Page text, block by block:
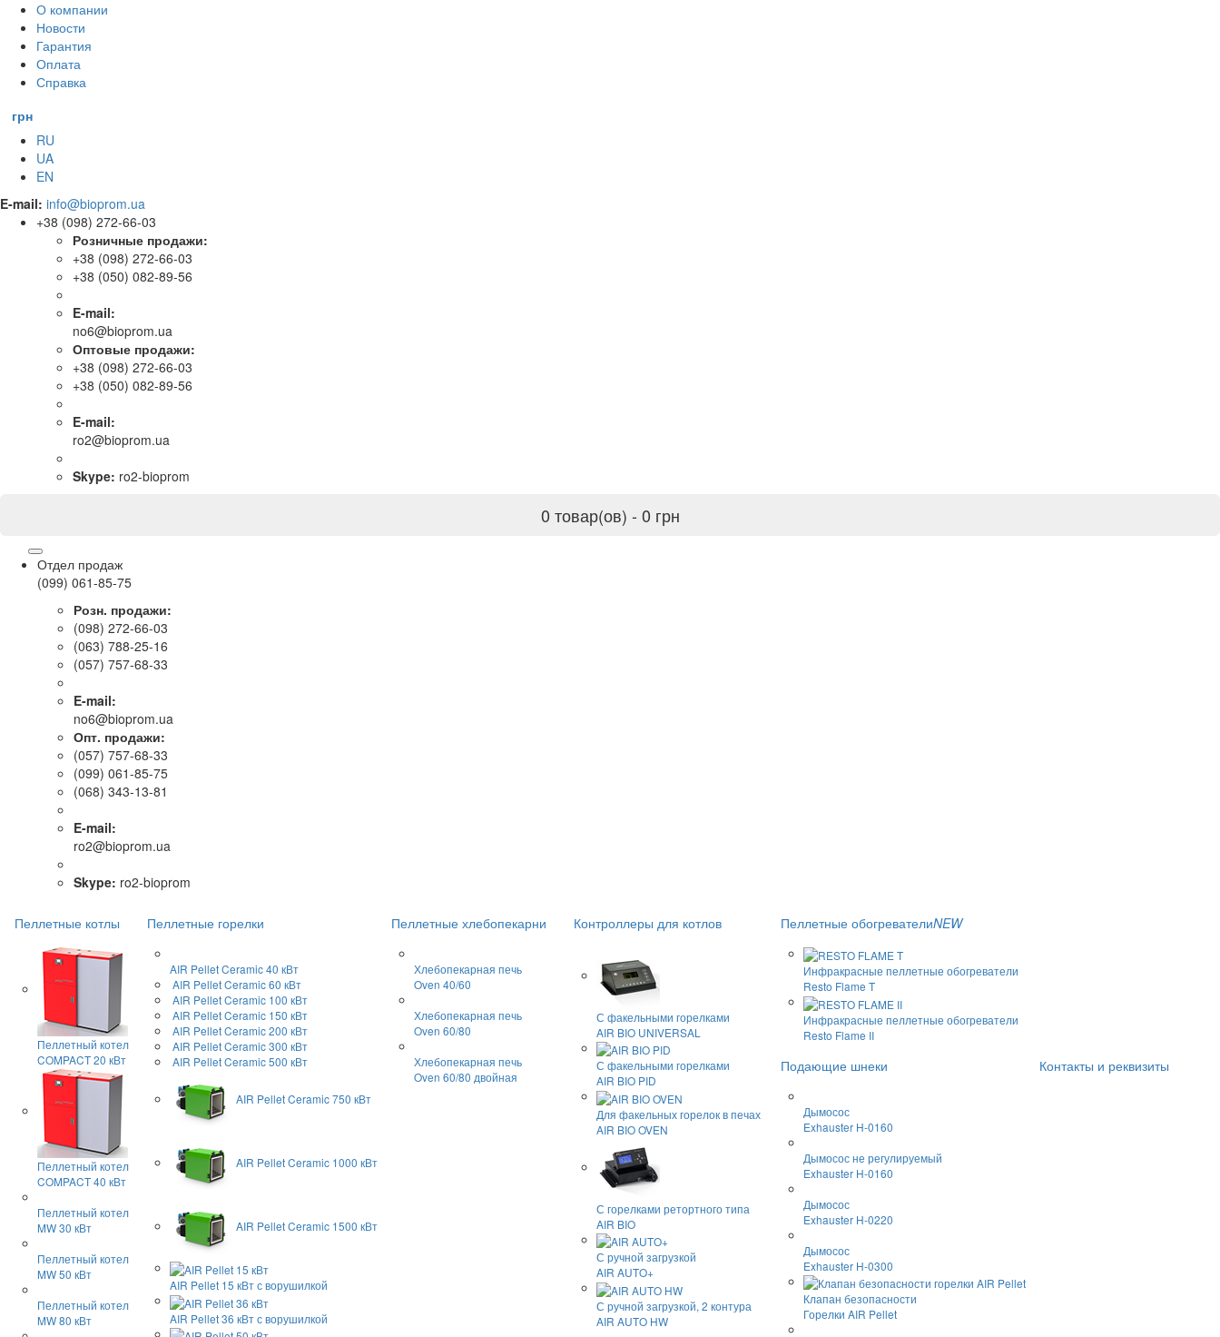
О компании
Новости
Гарантия
Оплата
Справка
грн
RU
UA
EN
E-mail: info@bioprom.ua
+38 (098) 272-66-03
Розничные продажи:
+38 (098) 272-66-03
+38 (050) 082-89-56
E-mail:
no6@bioprom.ua
Оптовые продажи:
+38 (098) 272-66-03
+38 (050) 082-89-56
E-mail:
ro2@bioprom.ua
Skype: ro2-bioprom
0 товар(ов) - 0 грн
Отдел продаж
(099) 061-85-75
Розн. продажи:
(098) 272-66-03
(063) 788-25-16
(057) 757-68-33
E-mail:
no6@bioprom.ua
Опт. продажи:
(057) 757-68-33
(099) 061-85-75
(068) 343-13-81
E-mail:
ro2@bioprom.ua
Skype: ro2-bioprom
Пеллетные котлы
Пеллетный котел
COMPACT 20 кВт
Пеллетный котел
COMPACT 40 кВт
Пеллетный котел
MW 30 кВт
Пеллетный котел
MW 50 кВт
Пеллетный котел
MW 80 кВт
Пеллетные горелки
AIR PelletCeramic 40 кВт
AIR PelletCeramic 60 кВт
AIR PelletCeramic 100 кВт
AIR PelletCeramic 150 кВт
AIR PelletCeramic 200 кВт
AIR PelletCeramic 300 кВт
AIR PelletCeramic 500 кВт
AIR PelletCeramic 750 кВт
AIR PelletCeramic 1000 кВт
AIR PelletCeramic 1500 кВт
AIR Pellet 15 кВтс ворушилкой
AIR Pellet 36 кВтс ворушилкой
Пеллетные хлебопекарни
Хлебопекарная печь
Oven 40/60
Хлебопекарная печь
Oven 60/80
Хлебопекарная печь
Oven 60/80 двойная
Контроллеры для котлов
С факельными горелками
AIR BIO UNIVERSAL
С факельными горелками
AIR BIO PID
Для факельных горелок в печах
AIR BIO OVEN
С горелками ретортного типа
AIR BIO
С ручной загрузкой
AIR AUTO+
С ручной загрузкой, 2 контура
AIR AUTO HW
Пеллетные обогревателиNEW
Инфракрасные пеллетные обогреватели
Resto Flame T
Инфракрасные пеллетные обогреватели
Resto Flame II
Подающие шнеки
Дымосос
Exhauster H-0160
Дымосос не регулируемый
Exhauster H-0160
Дымосос
Exhauster H-0220
Дымосос
Exhauster H-0300
Клапан безопасности
Горелки AIR Pellet
Контакты и реквизиты